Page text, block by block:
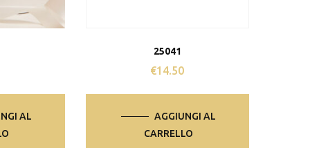
AL
25041
€14.50
AGGIUNGI AL
CARRELLO